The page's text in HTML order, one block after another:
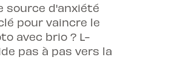
source d'anxiété
pour vaincre le
avec brio ? L-
pas à pas vers la